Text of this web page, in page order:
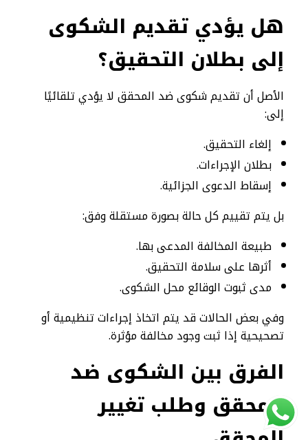
هل يؤدي تقديم الشكوى
إلى بطلان التحقيق؟
الأصل أن تقديم شكوى ضد المحقق لا يؤدي تلقائيًا
إلى:
إلغاء التحقيق.
بطلان الإجراءات.
إسقاط الدعوى الجزائية.
بل يتم تقييم كل حالة بصورة مستقلة وفق:
طبيعة المخالفة المدعى بها.
أثرها على سلامة التحقيق.
مدى ثبوت الوقائع محل الشكوى.
وفي بعض الحالات قد يتم اتخاذ إجراءات تنظيمية أو
تصحيحية إذا ثبت وجود مخالفة مؤثرة.
الفرق بين الشكوى ضد
المحقق وطلب تغيير